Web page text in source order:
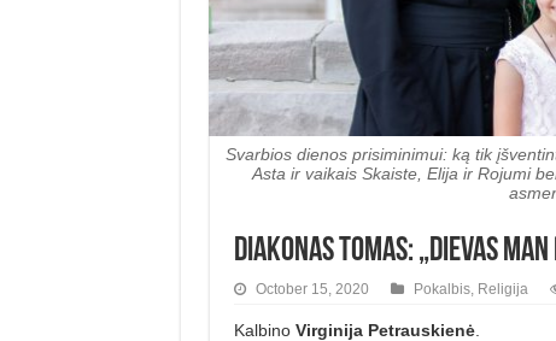
Svarbios dienos prisiminimui: ką tik
Asta ir vaikais Skaiste, Elija ir Rojumi
Diakonas Tomas: „Dievas
October 15, 2020 Pokalbis, Religija
Kalbino Virginija Petrauskienė.